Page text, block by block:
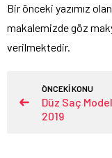
Bir önceki yazımız olan
makalemizde göz
verilmektedir.
ÖNCEKİ KONU
Düz Saç
2019